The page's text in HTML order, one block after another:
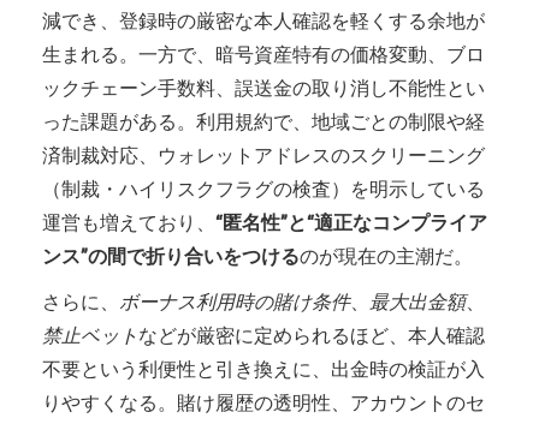
減でき、登録時の厳密な本人確認を軽くする余地が
生まれる。一方で、暗号資産特有の価格変動、ブロ
ックチェーン手数料、誤送金の取り消し不能性とい
った課題がある。利用規約で、地域ごとの制限や経
済制裁対応、ウォレットアドレスのスクリーニング
（制裁・ハイリスクフラグの検査）を明示している
運営も増えており、 “匿名性”と“適正なコンプライア
ンス”の間で折り合いをつけるのが現在の主潮だ。
さらに、 ボーナス利用時の賭け条件、 最大出金額、
禁止ベット などが厳密に定められるほど、本人確認
不要という利便性と引き換えに、出金時の検証が入
りやすくなる。賭け履歴の透明性、アカウントのセ